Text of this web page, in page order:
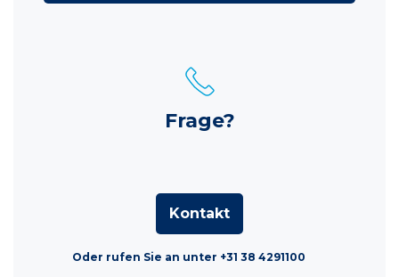
Frage?
Kontakt
Oder rufen Sie an unter +31 38 4291100